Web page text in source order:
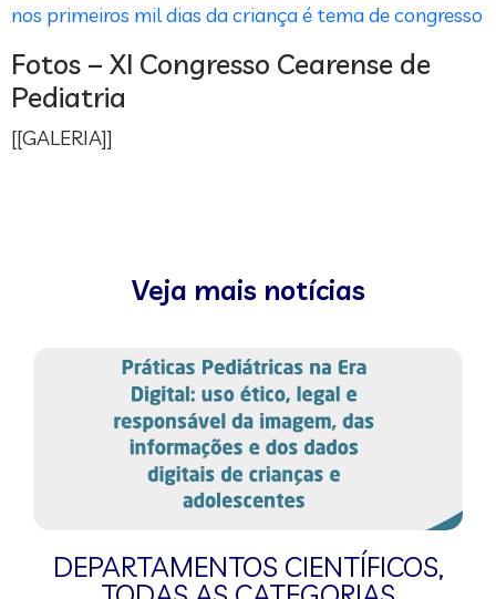
nos primeiros mil dias da criança é tema de congresso
Fotos – XI Congresso Cearense de
Pediatria
[[GALERIA]]
Veja mais notícias
DEPARTAMENTOS CIENTÍFICOS,